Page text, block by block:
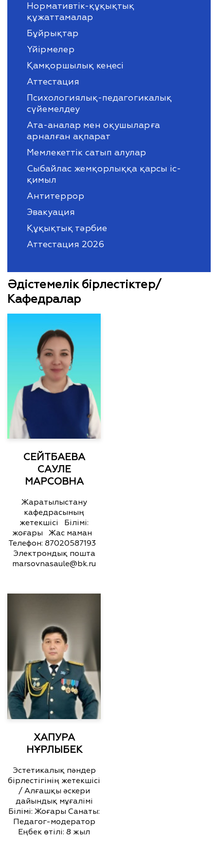
Нормативтік-құқықтық
құжаттамалар
Бұйрықтар
Үйірмелер
Қамқоршылық кеңесі
Аттестация
Психологиялық-педагогикалық
сүйемелдеу
Ата-аналар мен оқушыларға
арналған ақпарат
Мемлекеттік сатып алулар
Сыбайлас жемқорлыққа қарсы іс-
қимыл
Антитеррор
Эвакуация
Құқықтық тәрбие
Аттестация 2026
Әдістемелік бірлестіктер/
Кафедралар
СЕЙТБАЕВА
САУЛЕ
МАРСОВНА
Жаратылыстану
кафедрасының
жетекшісі Білімі:
жоғары Жас маман
Телефон: 87020587193
Электрондық пошта
marsovnasaule@bk.ru
ХАПУРА
НҰРЛЫБЕК
Эстетикалық пәндер
бірлестігінің жетекшісі
/ Алғашқы әскери
дайындық мұғалімі
Білімі: Жоғары Санаты:
Педагог-модератор
Еңбек өтілі: 8 жыл